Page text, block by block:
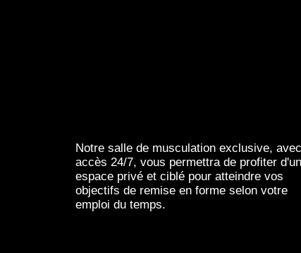
Notre salle de musculation exclusive, avec
accès 24/7, vous permettra de profiter d'un
espace privé et ciblé pour atteindre vos
objectifs de remise en forme selon votre
emploi du temps.